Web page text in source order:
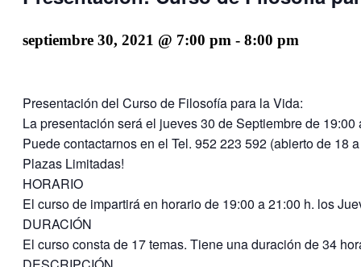
septiembre 30, 2021 @ 7:00 pm - 8:00 pm
Presentación del Curso de Filosofía para la Vida:
La presentación será el jueves 30 de Septiembre de 19:00
Puede contactarnos en el Tel. 952 223 592 (abierto de 18
Plazas Limitadas!
HORARIO
El curso de impartirá en horario de 19:00 a 21:00 h. los
DURACIÓN
El curso consta de 17 temas. Tiene una duración de 34